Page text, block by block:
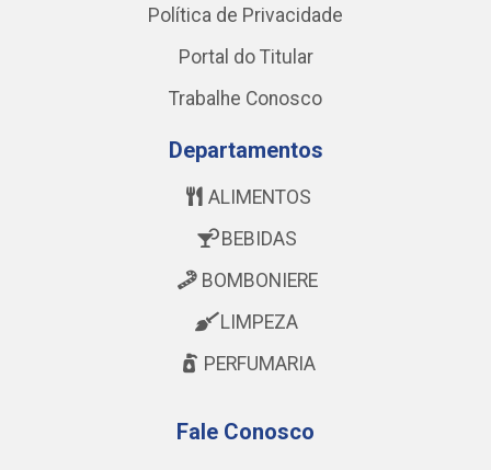
Política de Privacidade
Portal do Titular
Trabalhe Conosco
Departamentos
ALIMENTOS
BEBIDAS
BOMBONIERE
LIMPEZA
PERFUMARIA
Fale Conosco